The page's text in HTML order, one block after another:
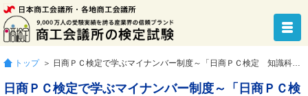
トップ ＞ 日商ＰＣ検定で学ぶマイナンバー制度～「日商ＰＣ検定 知識科目」学習用 マイナンバー解説資料を掲載～
日商ＰＣ検定で学ぶマイナンバー制度～「日商ＰＣ検